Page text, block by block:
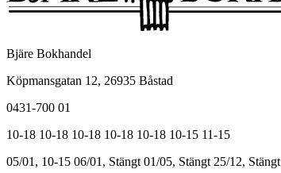
Bjäre Bokhandel
Köpmansgatan 12, 26935 Båstad
0431-700 01
10-18 10-18 10-18 10-18 10-18 10-15 11-15
05/01, 10-15 06/01, Stängt 01/05, Stängt 25/12, Stängt